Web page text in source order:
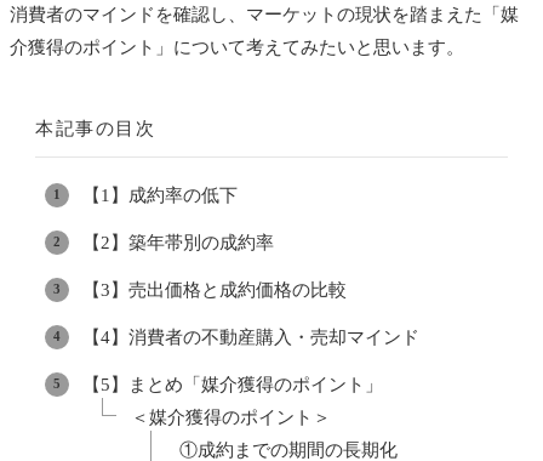
消費者のマインドを確認し、マーケットの現状を踏まえた「媒
介獲得のポイント」について考えてみたいと思います。
本記事の目次
【1】成約率の低下
【2】築年帯別の成約率
【3】売出価格と成約価格の比較
【4】消費者の不動産購入・売却マインド
【5】まとめ「媒介獲得のポイント」
＜媒介獲得のポイント＞
①成約までの期間の長期化